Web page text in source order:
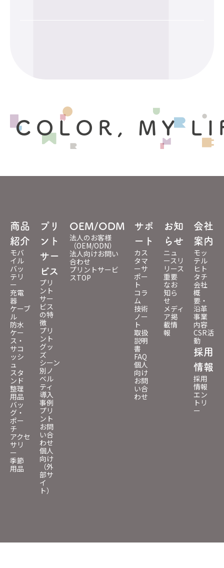
COLOR, MY
商品
紹介
モバ
イル
バッ
テリ
ー
充電
器
ケーブ
ル
防水
ケー
ス・
サコ
ッシ
ュ
スタ
ンド
整理
用品
バッ
グ・
ポー
チ
アクセ
サリ
ー
季節
用品
プリ
ント
サー
ビス
プリ
ント
サー
ビス
の特
徴
プリ
ント
グッ
ズ
シーン
別ノ
ベル
ティ
導入
事例
プリ
ント
お問
い合
わせ
個人
向け
（外
部サ
イ
ト）
OEM/ODM
法人のお客様
（OEM/ODN）
法人向けお問い
合わせ
プリントサービ
スTOP
サポ
ート
カス
タマ
ーサ
ポー
ト
コラ
ム
技術
ノー
ト
取扱
説明
書
FAQ
個人
向け
お問
い合
わせ
お知
らせ
ニュ
ースリ
リース
重要
なお
知ら
せ
メディ
ア掲
載情
報
会社
案内
モッ
テル
ヒト
タチ
会社
概
要・
沿革
事業
内容
CSR活
動
採用
情報
採用
情報
エン
トリ
ー